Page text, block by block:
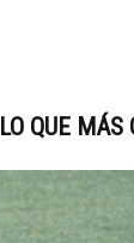
LO QUE MÁS